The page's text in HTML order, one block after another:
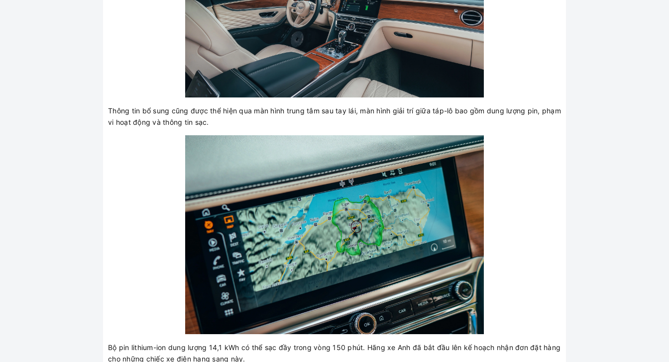
Thông tin bổ sung cũng được thể hiện qua màn hình trung tâm sau tay lái, màn hình giải trí giữa táp-lô bao gồm dung lượng pin, phạm
vi hoạt động và thông tin sạc.
Bộ pin lithium-ion dung lượng 14,1 kWh có thể sạc đầy trong vòng 150 phút. Hãng xe Anh đã bắt đầu lên kế hoạch nhận đơn đặt hàng
cho những chiếc xe điện hạng sang này.